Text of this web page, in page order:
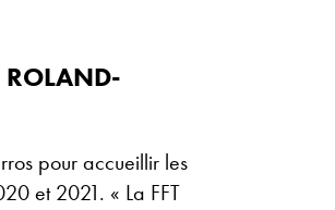
pour accueillir les
et 2021. « La FFT